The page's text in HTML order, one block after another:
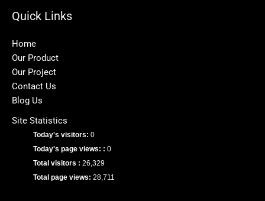
Quick Links
Home
Our Product
Our Project
Contact Us
Blog Us
Site Statistics
Today's visitors: 0
Today's page views: : 0
Total visitors : 26,329
Total page views: 28,711